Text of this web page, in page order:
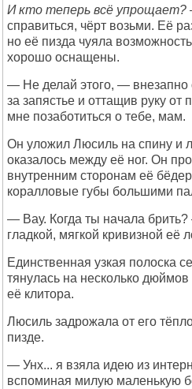
И кто теперь всё упрощает?
справиться, чёрт возьми. Её
но её пизда чуяла
хорошо оснащены.
— Не делай этого, — внезапно
за запястье и оттащив руку
мне позаботиться о тебе, мам.
Он уложил Люсиль на спину и
оказалось между её ног. Он
внутренним сторонам её
коралловые губы большими
— Вау. Когда ты начала
гладкой, мягкой кривизной её
Единственная узкая полоска
тянулась на несколько
её клитора.
Люсиль задрожала от его
пизде.
— Унх... я взяла идею из
вспоминая милую маленькую